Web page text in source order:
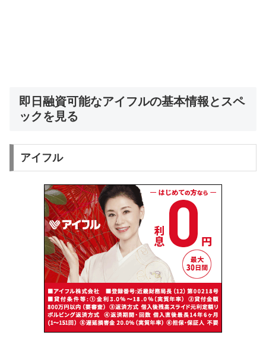
即日融資可能なアイフルの基本情報とスペ
ックを見る
アイフル